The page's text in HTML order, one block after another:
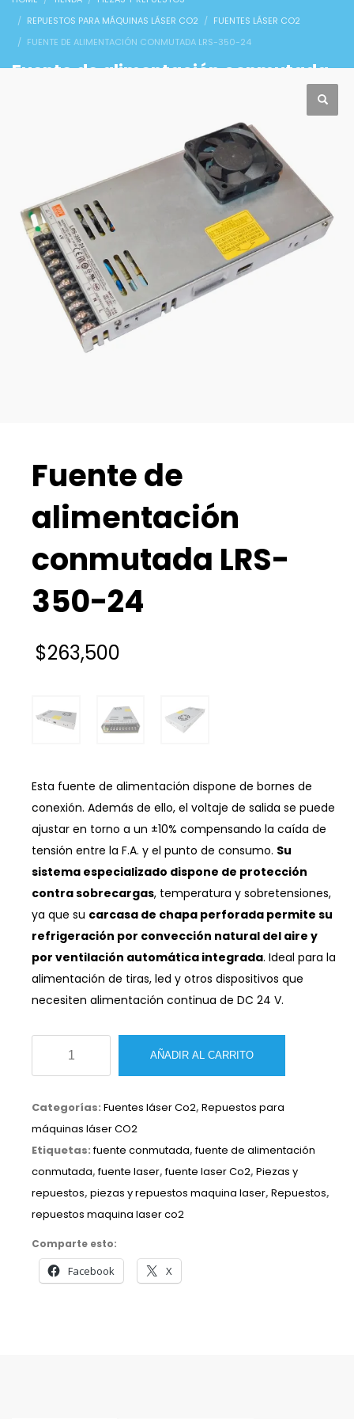
REPUESTOS PARA MÁQUINAS LÁSER CO2
FUENTES LÁSER CO2
FUENTE DE ALIMENTACIÓN CONMUTADA LRS-350-24
Fuente de alimentación conmutada
Fuente de
alimentación
conmutada LRS-
350-24
$263,500
Esta fuente de alimentación dispone de bornes de
conexión. Además de ello, el voltaje de salida se puede
ajustar en torno a un ±10% compensando la caída de
tensión entre la F.A. y el punto de consumo. Su
sistema especializado dispone de protección
contra sobrecargas, temperatura y sobretensiones,
ya que su carcasa de chapa perforada permite su
refrigeración por convección natural del aire y
por ventilación automática integrada. Ideal para la
alimentación de tiras, led y otros dispositivos que
necesiten alimentación continua de DC 24 V.
conmutada
LRS-
350-
24
cantidad
AÑADIR AL CARRITO
Categorías: Fuentes láser Co2, Repuestos para
máquinas láser CO2
Etiquetas:fuente conmutada,fuente de alimentación
conmutada,fuente laser,fuente laser Co2, Piezas y
repuestos, piezas y repuestos maquina laser, Repuestos,
repuestos maquina laser co2
Comparte esto:
Facebook X